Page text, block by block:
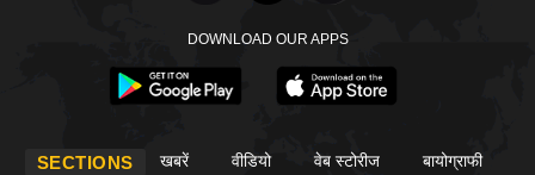
DOWNLOAD OUR APPS
SECTIONS खबरें वीडियो वेब स्टोरीज बायोग्राफी